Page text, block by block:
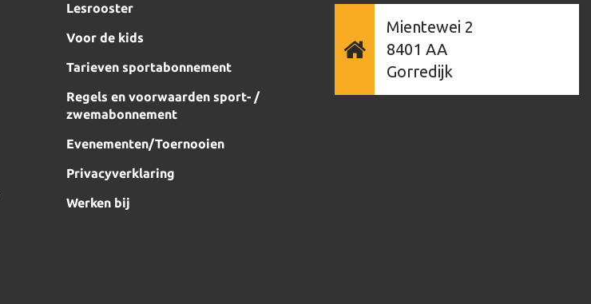
Mientewei 2
8401 AA
Gorredijk
Lesrooster
Voor de kids
Tarieven sportabonnement
Regels en voorwaarden sport- /
zwemabonnement
Evenementen/Toernooien
Privacyverklaring
Werken bij